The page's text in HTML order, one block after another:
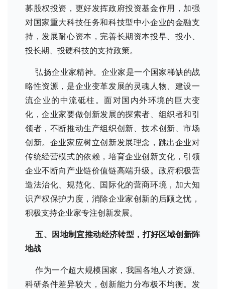
募股权投资，更好发挥政府投资基金作用，加强
对国家重大科技任务和科技型中小企业的金融支
持，发展耐心资本，完善长期资本投早、投小、
投长期、投硬科技的支持政策。
弘扬企业家精神。企业家是一个国家稀缺的战
略性资源，是企业变革发展的灵魂人物、建设一
流企业的中流砥柱。面对国内外环境的巨大变
化，企业家要做创新发展的探索者、组织者和引
领者，不断推动生产组织创新、技术创新、市场
创新。企业家应树立创新发展理念，跳出企业对
传统经营模式的依赖，培育企业创新文化，引领
企业不断向产业链价值链高端升级。政府积极营
造法治化、规范化、国际化的营商环境，加大知
识产权保护力度，消除企业家创新的后顾之忧，
积极支持企业家专注创新发展。
五、因地制宜推动经济转型，打好区域创新阵
地战
作为一个超大规模国家，我国各地人才资源、
科研条件差异较大，创新能力分布极不均衡。发